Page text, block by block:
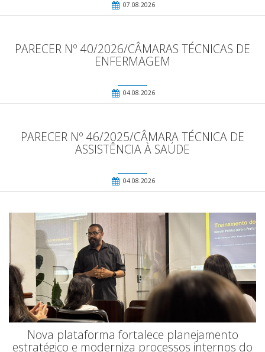
07.08.2026
PARECER Nº 40/2026/CÂMARAS TÉCNICAS DE
ENFERMAGEM
04.08.2026
PARECER Nº 46/2025/CÂMARA TÉCNICA DE
ASSISTÊNCIA À SAÚDE
04.08.2026
Nova plataforma fortalece planejamento
estratégico e moderniza processos internos do